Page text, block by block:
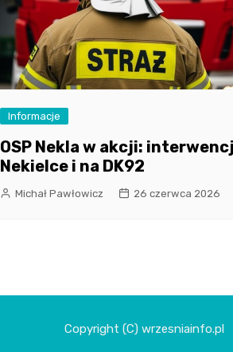
Informacje
OSP Nekla w akcji:
Nekielce i na DK92
Michał Pawłowicz 26 czerwca 2026
Copyright (C) wrzesniainfo.pl